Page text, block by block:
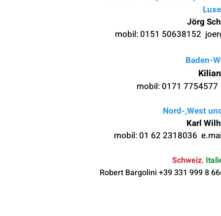
Jörg
mobil: 0151 50638152
Baden-
mobil: 0171
Nord-,West
Karl
mobil: 01 62 2318036
Schweiz,
Robert Bargolini +39 331 999 8